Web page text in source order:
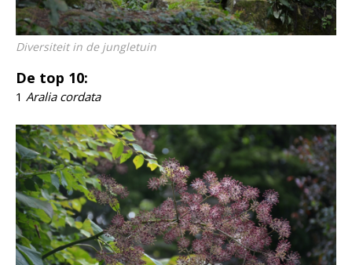
Diversiteit in de jungletuin
De top 10:
1 Aralia cordata